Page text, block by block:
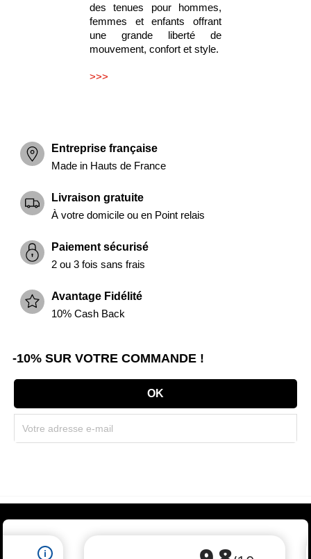
des tenues pour hommes,
femmes et enfants offrant
une grande liberté de
mouvement, confort et style.
>>>
Entreprise française
Made in Hauts de France
Livraison gratuite
À votre domicile ou en Point relais
Paiement sécurisé
2 ou 3 fois sans frais
Avantage Fidélité
10% Cash Back
-10% SUR VOTRE COMMANDE !